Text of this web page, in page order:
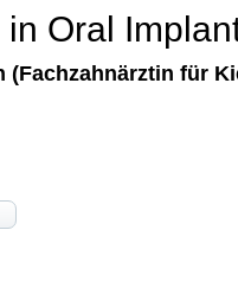
Oral
(Fachzahnärztin für